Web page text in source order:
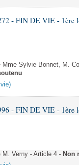
- FIN DE VIE - 1ère
Mme Sylvie Bonnet, M.
- FIN DE VIE - 1ère
M. Verny - Article 4 - Non